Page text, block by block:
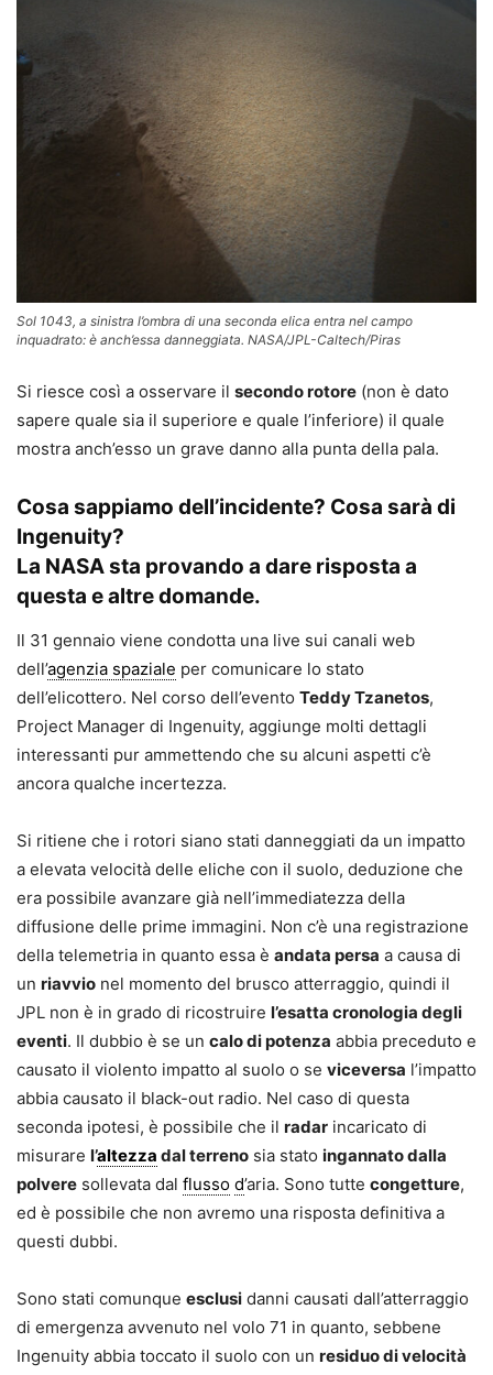
Sol 1043, a sinistra l’ombra di una seconda elica entra nel campo
inquadrato: è anch’essa danneggiata. NASA/JPL-Caltech/Piras
Si riesce così a osservare il secondo rotore (non è dato
sapere quale sia il superiore e quale l’inferiore) il quale
mostra anch’esso un grave danno alla punta della pala.
Cosa sappiamo dell’incidente? Cosa sarà di
Ingenuity?
La NASA sta provando a dare risposta a
questa e altre domande.
Il 31 gennaio viene condotta una live sui canali web
dell’agenzia spaziale per comunicare lo stato
dell’elicottero. Nel corso dell’evento Teddy Tzanetos,
Project Manager di Ingenuity, aggiunge molti dettagli
interessanti pur ammettendo che su alcuni aspetti c’è
ancora qualche incertezza.
Si ritiene che i rotori siano stati danneggiati da un impatto
a elevata velocità delle eliche con il suolo, deduzione che
era possibile avanzare già nell’immediatezza della
diffusione delle prime immagini. Non c’è una registrazione
della telemetria in quanto essa è andata persa a causa di
un riavvio nel momento del brusco atterraggio, quindi il
JPL non è in grado di ricostruire l’esatta cronologia degli
eventi. Il dubbio è se un calo di potenza abbia preceduto e
causato il violento impatto al suolo o se viceversa l’impatto
abbia causato il black-out radio. Nel caso di questa
seconda ipotesi, è possibile che il radar incaricato di
misurare l’altezza dal terreno sia stato ingannato dalla
polvere sollevata dal flusso d’aria. Sono tutte congetture,
ed è possibile che non avremo una risposta definitiva a
questi dubbi.
Sono stati comunque esclusi danni causati dall’atterraggio
di emergenza avvenuto nel volo 71 in quanto, sebbene
Ingenuity abbia toccato il suolo con un residuo di velocità